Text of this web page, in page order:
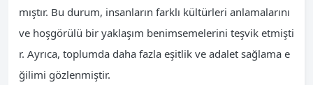
mıştır. Bu durum, insanların farklı kültürleri anlamalarını
ve hoşgörülü bir yaklaşım benimsemelerini teşvik etmişti
r. Ayrıca, toplumda daha fazla eşitlik ve adalet sağlama e
ğilimi gözlenmiştir.